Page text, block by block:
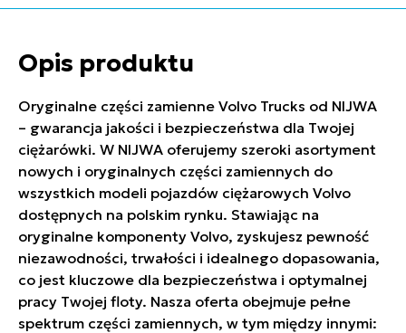
Opis produktu
Oryginalne części zamienne Volvo Trucks od NIJWA
– gwarancja jakości i bezpieczeństwa dla Twojej
ciężarówki. W NIJWA oferujemy szeroki asortyment
nowych i oryginalnych części zamiennych do
wszystkich modeli pojazdów ciężarowych Volvo
dostępnych na polskim rynku. Stawiając na
oryginalne komponenty Volvo, zyskujesz pewność
niezawodności, trwałości i idealnego dopasowania,
co jest kluczowe dla bezpieczeństwa i optymalnej
pracy Twojej floty. Nasza oferta obejmuje pełne
spektrum części zamiennych, w tym między innymi: